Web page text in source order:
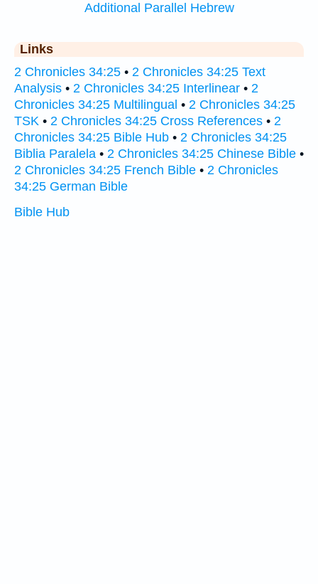
Additional Parallel Hebrew
Links
2 Chronicles 34:25 • 2 Chronicles 34:25 Text
Analysis • 2 Chronicles 34:25 Interlinear • 2
Chronicles 34:25 Multilingual • 2 Chronicles 34:25
TSK • 2 Chronicles 34:25 Cross References • 2
Chronicles 34:25 Bible Hub • 2 Chronicles 34:25
Biblia Paralela • 2 Chronicles 34:25 Chinese Bible •
2 Chronicles 34:25 French Bible • 2 Chronicles
34:25 German Bible
Bible Hub